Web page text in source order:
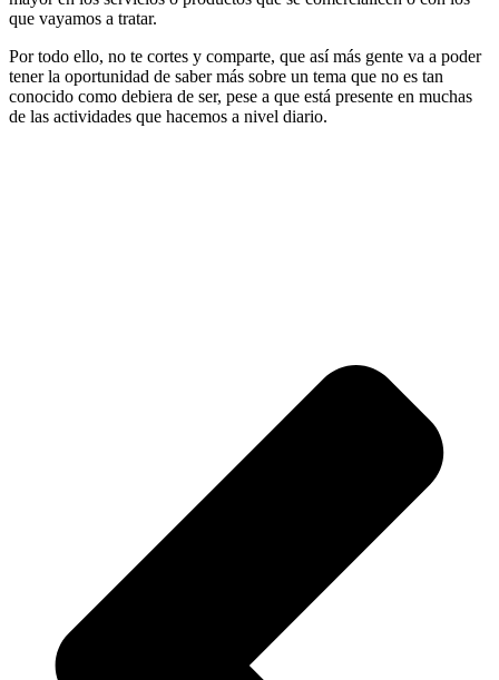
que vayamos a tratar.
Por todo ello, no te cortes y comparte, que así más gente va a poder
tener la oportunidad de saber más sobre un tema que no es tan
conocido como debiera de ser, pese a que está presente en muchas
de las actividades que hacemos a nivel diario.